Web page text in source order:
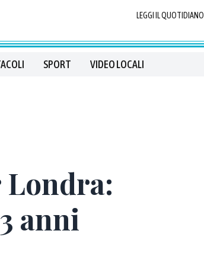
LEGGI IL QUOTIDIANO
SPORT VIDEO LOCALI
anni